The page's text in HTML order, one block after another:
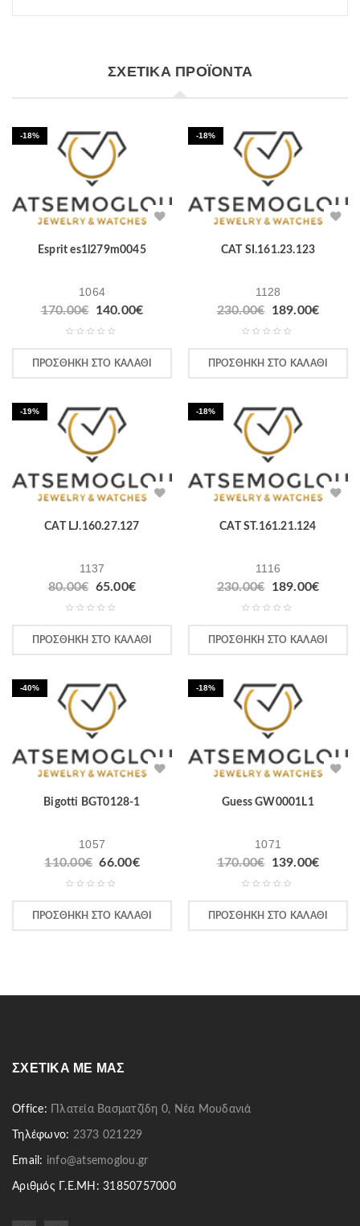
ΣΧΕΤΙΚΆ ΠΡΟΪΌΝΤΑ
-18%
Esprit es1l279m0045
1064
170.00€ 140.00€
ΠΡΟΣΘΉΚΗ ΣΤΟ ΚΑΛΆΘΙ
-18%
CAT SI.161.23.123
1128
230.00€ 189.00€
ΠΡΟΣΘΉΚΗ ΣΤΟ ΚΑΛΆΘΙ
-19%
CAT LJ.160.27.127
1137
80.00€ 65.00€
ΠΡΟΣΘΉΚΗ ΣΤΟ ΚΑΛΆΘΙ
-18%
CAT ST.161.21.124
1116
230.00€ 189.00€
ΠΡΟΣΘΉΚΗ ΣΤΟ ΚΑΛΆΘΙ
-40%
Bigotti BGT0128-1
1057
110.00€ 66.00€
ΠΡΟΣΘΉΚΗ ΣΤΟ ΚΑΛΆΘΙ
-18%
Guess GW0001L1
1071
170.00€ 139.00€
ΠΡΟΣΘΉΚΗ ΣΤΟ ΚΑΛΆΘΙ
ΣΧΕΤΙΚΆ ΜΕ ΜΑΣ
Office: Πλατεία Βασματζίδη 0, Νέα Μουδανιά
Τηλέφωνο: 2373 021229
Email: info@atsemoglou.gr
Αριθμός Γ.Ε.ΜΗ: 31850757000